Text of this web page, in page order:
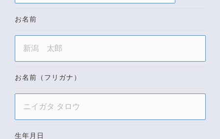
お名前
お名前（フリガナ）
生年月日